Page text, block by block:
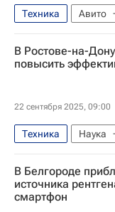
Техника Авито
Технологии
В Ростове-на-
повысить
22 сентября 2025, 09:00
Техника
Наука
Университетская
Ростсельмаш
Российские
В Белгороде
источника
смартфон